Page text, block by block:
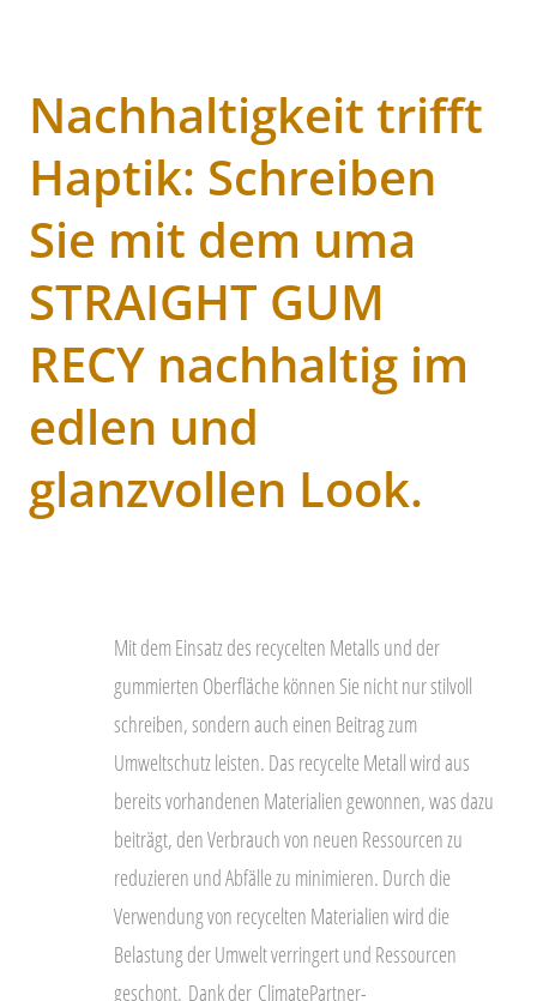
Nachhaltigkeit trifft
Haptik: Schreiben
Sie mit dem uma
STRAIGHT GUM
RECY nachhaltig im
edlen und
glanzvollen Look.
Mit dem Einsatz des recycelten Metalls und der
gummierten Oberfläche können Sie nicht nur stilvoll
schreiben, sondern auch einen Beitrag zum
Umweltschutz leisten. Das recycelte Metall wird aus
bereits vorhandenen Materialien gewonnen, was dazu
beiträgt, den Verbrauch von neuen Ressourcen zu
reduzieren und Abfälle zu minimieren. Durch die
Verwendung von recycelten Materialien wird die
Belastung der Umwelt verringert und Ressourcen
geschont. Dank der ClimatePartner-